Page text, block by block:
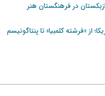
در فرهنگستان هنر
«فرشته کلمبیا» تا پنتاگونیسم